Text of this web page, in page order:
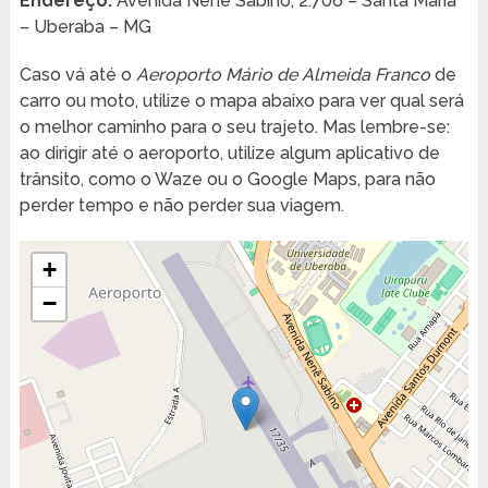
– Uberaba – MG
Caso vá até o Aeroporto Mário de Almeida Francode
carro ou moto, utilize o mapa abaixo para ver qual será
o melhor caminho para o seu trajeto. Mas lembre-se:
ao dirigir até o aeroporto, utilize algum aplicativo de
trânsito, como o Waze ou o Google Maps, para não
perder tempo e não perder sua viagem.
+
−